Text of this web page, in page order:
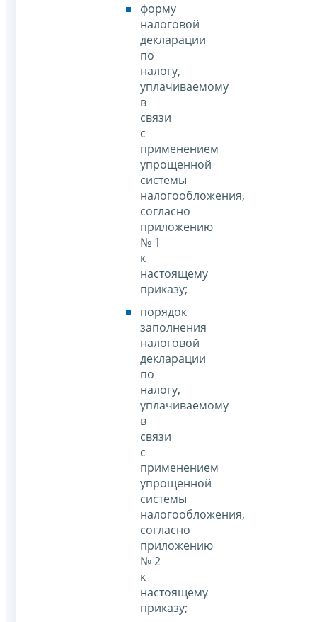
форму
налоговой
декларации
по
налогу,
уплачиваемому
в
связи
с
применением
упрощенной
системы
налогообложения,
согласно
приложению
№ 1
к
настоящему
приказу;
порядок
заполнения
налоговой
декларации
по
налогу,
уплачиваемому
в
связи
с
применением
упрощенной
системы
налогообложения,
согласно
приложению
№ 2
к
настоящему
приказу;